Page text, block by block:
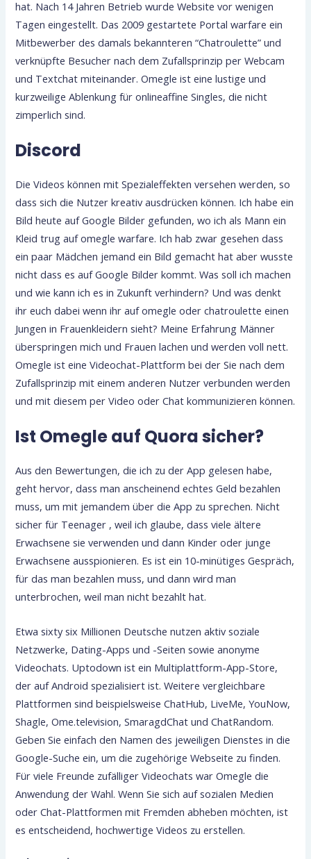
hat. Nach 14 Jahren Betrieb wurde Website vor wenigen
Tagen eingestellt. Das 2009 gestartete Portal warfare ein
Mitbewerber des damals bekannteren “Chatroulette” und
verknüpfte Besucher nach dem Zufallsprinzip per Webcam
und Textchat miteinander. Omegle ist eine lustige und
kurzweilige Ablenkung für onlineaffine Singles, die nicht
zimperlich sind.
Discord
Die Videos können mit Spezialeffekten versehen werden, so
dass sich die Nutzer kreativ ausdrücken können. Ich habe ein
Bild heute auf Google Bilder gefunden, wo ich als Mann ein
Kleid trug auf omegle warfare. Ich hab zwar gesehen dass
ein paar Mädchen jemand ein Bild gemacht hat aber wusste
nicht dass es auf Google Bilder kommt. Was soll ich machen
und wie kann ich es in Zukunft verhindern? Und was denkt
ihr euch dabei wenn ihr auf omegle oder chatroulette einen
Jungen in Frauenkleidern sieht? Meine Erfahrung Männer
überspringen mich und Frauen lachen und werden voll nett.
Omegle ist eine Videochat-Plattform bei der Sie nach dem
Zufallsprinzip mit einem anderen Nutzer verbunden werden
und mit diesem per Video oder Chat kommunizieren können.
Ist Omegle auf Quora sicher?
Aus den Bewertungen, die ich zu der App gelesen habe,
geht hervor, dass man anscheinend echtes Geld bezahlen
muss, um mit jemandem über die App zu sprechen. Nicht
sicher für Teenager , weil ich glaube, dass viele ältere
Erwachsene sie verwenden und dann Kinder oder junge
Erwachsene ausspionieren. Es ist ein 10-minütiges Gespräch,
für das man bezahlen muss, und dann wird man
unterbrochen, weil man nicht bezahlt hat.
Etwa sixty six Millionen Deutsche nutzen aktiv soziale
Netzwerke, Dating-Apps und -Seiten sowie anonyme
Videochats. Uptodown ist ein Multiplattform-App-Store,
der auf Android spezialisiert ist. Weitere vergleichbare
Plattformen sind beispielsweise ChatHub, LiveMe, YouNow,
Shagle, Ome.television, SmaragdChat und ChatRandom.
Geben Sie einfach den Namen des jeweiligen Dienstes in die
Google-Suche ein, um die zugehörige Webseite zu finden.
Für viele Freunde zufälliger Videochats war Omegle die
Anwendung der Wahl. Wenn Sie sich auf sozialen Medien
oder Chat-Plattformen mit Fremden abheben möchten, ist
es entscheidend, hochwertige Videos zu erstellen.